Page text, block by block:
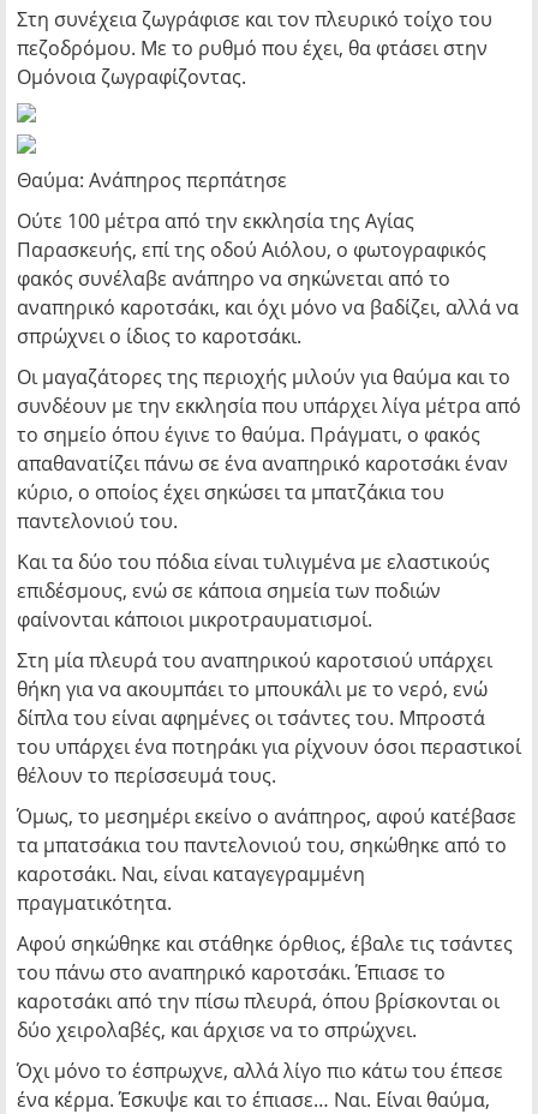
Στη συνέχεια ζωγράφισε και τον πλευρικό τοίχο του
πεζοδρόμου. Με το ρυθμό που έχει, θα φτάσει στην
Ομόνοια ζωγραφίζοντας.
Θαύμα: Ανάπηρος περπάτησε
Ούτε 100 μέτρα από την εκκλησία της Αγίας
Παρασκευής, επί της οδού Αιόλου, ο φωτογραφικός
φακός συνέλαβε ανάπηρο να σηκώνεται από το
αναπηρικό καροτσάκι, και όχι μόνο να βαδίζει, αλλά να
σπρώχνει ο ίδιος το καροτσάκι.
Οι μαγαζάτορες της περιοχής μιλούν για θαύμα και το
συνδέουν με την εκκλησία που υπάρχει λίγα μέτρα από
το σημείο όπου έγινε το θαύμα. Πράγματι, ο φακός
απαθανατίζει πάνω σε ένα αναπηρικό καροτσάκι έναν
κύριο, ο οποίος έχει σηκώσει τα μπατζάκια του
παντελονιού του.
Και τα δύο του πόδια είναι τυλιγμένα με ελαστικούς
επιδέσμους, ενώ σε κάποια σημεία των ποδιών
φαίνονται κάποιοι μικροτραυματισμοί.
Στη μία πλευρά του αναπηρικού καροτσιού υπάρχει
θήκη για να ακουμπάει το μπουκάλι με το νερό, ενώ
δίπλα του είναι αφημένες οι τσάντες του. Μπροστά
του υπάρχει ένα ποτηράκι για ρίχνουν όσοι περαστικοί
θέλουν το περίσσευμά τους.
Όμως, το μεσημέρι εκείνο ο ανάπηρος, αφού κατέβασε
τα μπατσάκια του παντελονιού του, σηκώθηκε από το
καροτσάκι. Ναι, είναι καταγεγραμμένη
πραγματικότητα.
Αφού σηκώθηκε και στάθηκε όρθιος, έβαλε τις τσάντες
του πάνω στο αναπηρικό καροτσάκι. Έπιασε το
καροτσάκι από την πίσω πλευρά, όπου βρίσκονται οι
δύο χειρολαβές, και άρχισε να το σπρώχνει.
Όχι μόνο το έσπρωχνε, αλλά λίγο πιο κάτω του έπεσε
ένα κέρμα. Έσκυψε και το έπιασε… Ναι. Είναι θαύμα,